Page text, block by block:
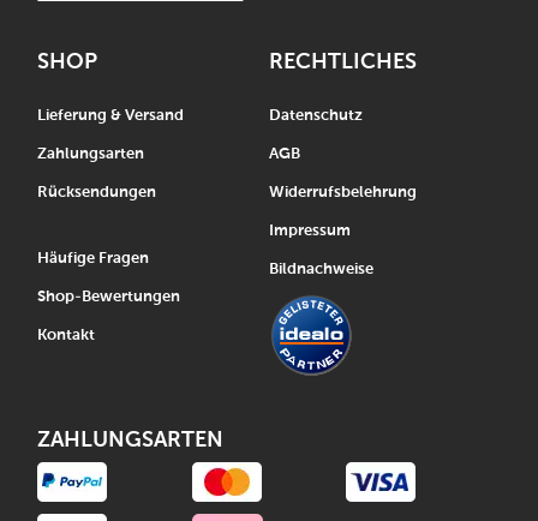
SHOP
Lieferung & Versand
Zahlungsarten
Rücksendungen
Häufige Fragen
Shop-Bewertungen
Kontakt
RECHTLICHES
Datenschutz
AGB
Widerrufsbelehrung
Impressum
Bildnachweise
ZAHLUNGSARTEN